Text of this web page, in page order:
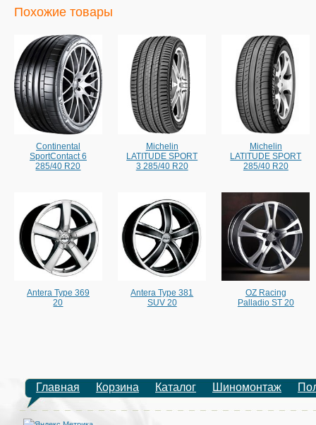
Похожие товары
Continental
SportContact 6
285/40 R20
Michelin
LATITUDE SPORT
3 285/40 R20
Michelin
LATITUDE SPORT
285/40 R20
Antera Type 369
20
Antera Type 381
SUV 20
OZ Racing
Palladio ST 20
Главная Корзина Каталог Шиномонтаж